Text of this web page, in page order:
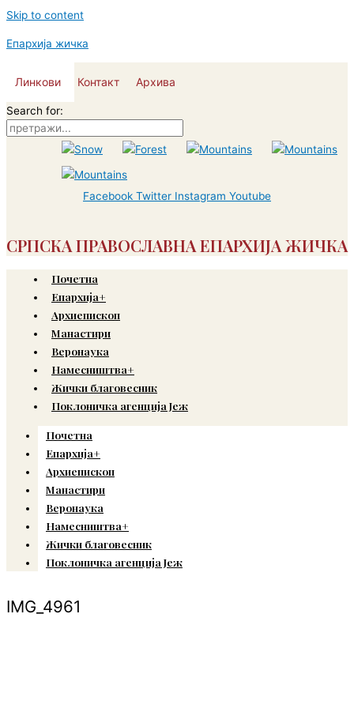
Skip to content
Епархија жичка
Линкови Контакт Архива
Search for:
Facebook Twitter Instagram Youtube
СРПСКА ПРАВОСЛАВНА ЕПАРХИЈА ЖИЧКА
Почетна
Епархија+
Архиепископ
Манастири
Веронаука
Намесништва+
Жички благовесник
Поклоничка агенција Јеж
Почетна
Епархија+
Архиепископ
Манастири
Веронаука
Намесништва+
Жички благовесник
Поклоничка агенција Јеж
IMG_4961